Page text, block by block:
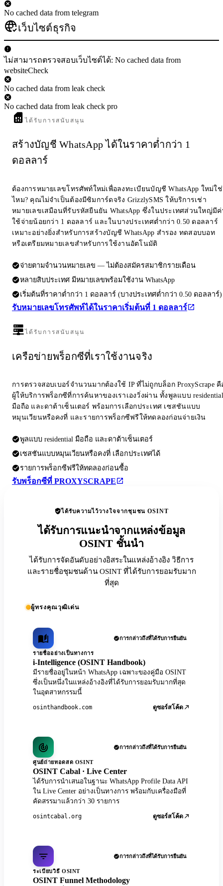
No cached data from telegram
เว็บไซต์ธุรกิจ
ไม่สามารถตรวจสอบเว็บไซต์ได้: No cached data from
websiteCheck
No cached data from leak check
No cached data from leak check pro
ได้รับการสนับสนุน
สร้างบัญชี WhatsApp ได้ในราคาต่ำกว่า 1
ดอลลาร์
ต้องการหมายเลขโทรศัพท์ใหม่เพื่อลงทะเบียนบัญชี WhatsApp ใหม่ใช่
ไหม? คุณไม่จำเป็นต้องมีซิมการ์ดจริง GrizzlySMS ให้บริการเช่า
หมายเลขเสมือนที่รับรหัสยืนยัน WhatsApp ซึ่งในประเทศส่วนใหญ่มีค่
ใช้จ่ายน้อยกว่า 1 ดอลลาร์ และในบางประเทศต่ำกว่า 0.50 ดอลลาร์
เหมาะอย่างยิ่งสำหรับการสร้างบัญชี WhatsApp สำรอง ทดสอบบอท
หรือเตรียมหมายเลขสำหรับการใช้งานอัตโนมัติ
จ่ายตามจำนวนหมายเลข — ไม่ต้องสมัครสมาชิกรายเดือน
หลายสิบประเทศ มีหมายเลขพร้อมใช้งาน WhatsApp
เริ่มต้นที่ราคาต่ำกว่า 1 ดอลลาร์ (บางประเทศต่ำกว่า 0.50 ดอลลาร์)
รับหมายเลขโทรศัพท์ได้ในราคาเริ่มต้นที่ 1 ดอลลาร์
ได้รับการสนับสนุน
เครือข่ายพร็อกซีที่เราใช้งานจริง
การตรวจสอบเบอร์จำนวนมากต้องใช้ IP ที่ไม่ถูกบล็อก ProxyScrape คื
ผู้ให้บริการพร็อกซีที่การค้นหาของเราเองวิ่งผ่าน ทั้งพูลแบบ residential
มือถือ และดาต้าเซ็นเตอร์ พร้อมการเลือกประเทศ เซสชันแบบ
หมุนเวียนหรือคงที่ และรายการพร็อกซีฟรีให้ทดลองก่อนจ่ายเงิน
พูลแบบ residential มือถือ และดาต้าเซ็นเตอร์
เซสชันแบบหมุนเวียนหรือคงที่ เลือกประเทศได้
รายการพร็อกซีฟรีให้ทดลองก่อนซื้อ
รับพร็อกซีที่ PROXYSCRAPE
ได้รับความไว้วางใจจากชุมชน OSINT
ได้รับการแนะนำจากแหล่งข้อมูล
OSINT ชั้นนำ
ได้รับการจัดอันดับอย่างอิสระในแหล่งอ้างอิง วิธีการ
และรายชื่อชุมชนด้าน OSINT ที่ได้รับการยอมรับมาก
ที่สุด
ผู้ทรงคุณวุฒิเด่น
การกล่าวถึงที่ได้รับการยืนยัน
รายชื่ออย่างเป็นทางการ
i-Intelligence (OSINT Handbook)
มีรายชื่ออยู่ในหน้า WhatsApp เฉพาะของคู่มือ OSINT
ซึ่งเป็นหนึ่งในแหล่งอ้างอิงที่ได้รับการยอมรับมากที่สุด
ในอุตสาหกรรมนี้
osinthandbook.com ดูซอร์สโค้ด
การกล่าวถึงที่ได้รับการยืนยัน
ศูนย์ถ่ายทอดสด OSINT
OSINT Cabal · Live Center
ได้รับการนำเสนอในฐานะ WhatsApp Profile Data API
ใน Live Center อย่างเป็นทางการ พร้อมกับเครื่องมือที่
คัดสรรมาแล้วกว่า 30 รายการ
osintcabal.org ดูซอร์สโค้ด
การกล่าวถึงที่ได้รับการยืนยัน
ระเบียบวิธี OSINT
OSINT Funnel Methodology